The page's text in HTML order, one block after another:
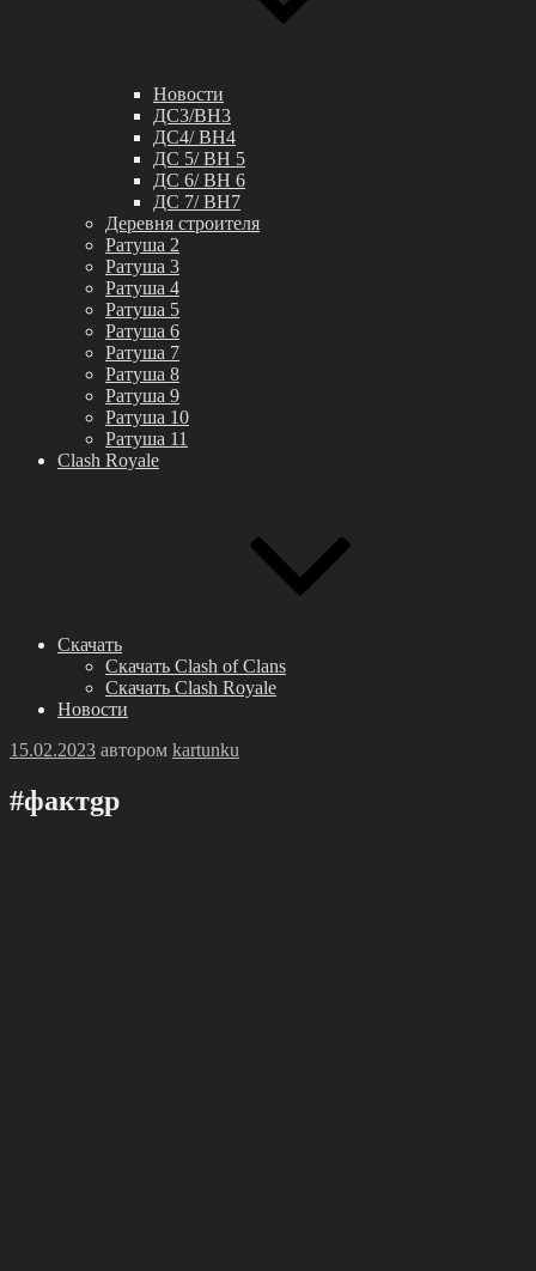
Новости
ДС3/BH3
ДС4/ BH4
ДС 5/ BH 5
ДС 6/ BH 6
ДС 7/ BH7
Деревня строителя
Ратуша 2
Ратуша 3
Ратуша 4
Ратуша 5
Ратуша 6
Ратуша 7
Ратуша 8
Ратуша 9
Ратуша 10
Ратуша 11
Clash Royale
Скачать
Скачать Clash of Clans
Скачать Clash Royale
Новости
Опубликовано
15.02.2023 автором kartunku
#фактgр